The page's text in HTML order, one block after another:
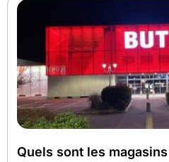
Quels sont les